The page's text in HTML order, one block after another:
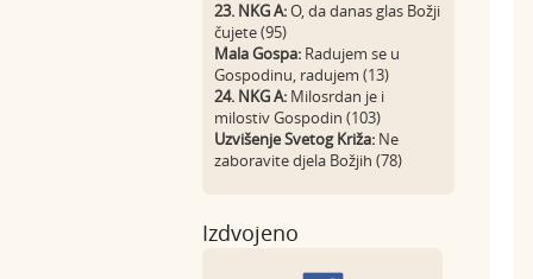
23. NKG A:O, da danas glas Božji
čujete (95)
Mala Gospa: Radujem se u
Gospodinu, radujem (13)
24. NKG A: Milosrdan je i
milostiv Gospodin (103)
Uzvišenje Svetog Križa: Ne
zaboravite djela Božjih (78)
Izdvojeno